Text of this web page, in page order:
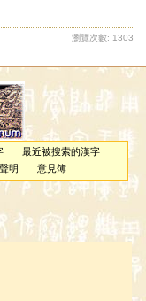
瀏覽次數: 1303
最近被搜索的漢字
明 意見簿